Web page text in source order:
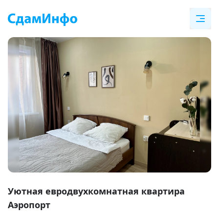
1
of
Уютная евродвухкомнатная квартира
Аэропорт